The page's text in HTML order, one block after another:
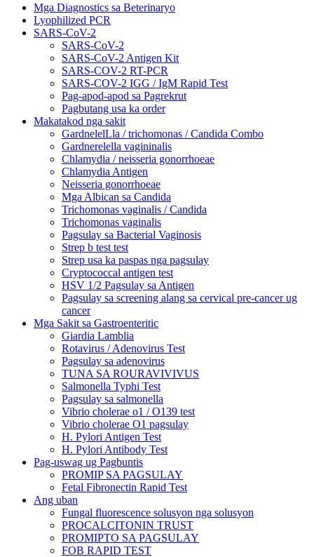
Mga Diagnostics sa Beterinaryo
Lyophilized PCR
SARS-CoV-2
SARS-CoV-2
SARS-CoV-2 Antigen Kit
SARS-COV-2 RT-PCR
SARS-COV-2 IGG / IgM Rapid Test
Pag-apod-apod sa Pagrekrut
Pagbutang usa ka order
Makatakod nga sakit
GardnelelLla / trichomonas / Candida Combo
Gardnerelella vagininalis
Chlamydia / neisseria gonorrhoeae
Chlamydia Antigen
Neisseria gonorrhoeae
Mga Albican sa Candida
Trichomonas vaginalis / Candida
Trichomonas vaginalis
Pagsulay sa Bacterial Vaginosis
Strep b test test
Strep usa ka paspas nga pagsulay
Cryptococcal antigen test
HSV 1/2 Pagsulay sa Antigen
Pagsulay sa screening alang sa cervical pre-cancer ug
cancer
Mga Sakit sa Gastroenteritic
Giardia Lamblia
Rotavirus / Adenovirus Test
Pagsulay sa adenovirus
TUNA SA ROURAVIVIVUS
Salmonella Typhi Test
Pagsulay sa salmonella
Vibrio cholerae o1 / O139 test
Vibrio cholerae O1 pagsulay
H. Pylori Antigen Test
H. Pylori Antibody Test
Pag-uswag ug Pagbuntis
PROMIP SA PAGSULAY
Fetal Fibronectin Rapid Test
Ang uban
Fungal fluorescence solusyon nga solusyon
PROCALCITONIN TRUST
PROMIPTO SA PAGSULAY
FOB RAPID TEST